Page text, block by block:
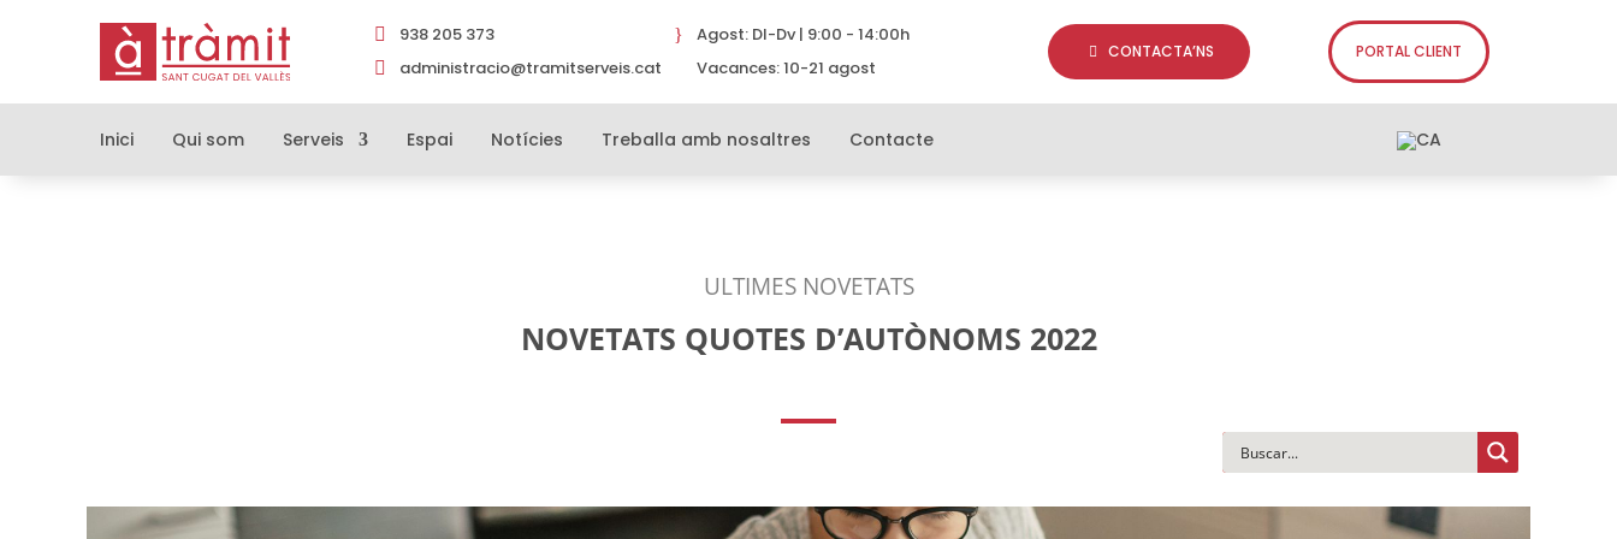
 938 205 373
 administracio@tramitserveis.cat
} Agost: Dl-Dv | 9:00 - 14:00h
Vacances: 10-21 agost
CONTACTA’NS PORTAL CLIENT
Inici Qui som Serveis Espai Notícies Treballa amb nosaltres Contacte
ULTIMES NOVETATS
NOVETATS QUOTES D’AUTÒNOMS 2022